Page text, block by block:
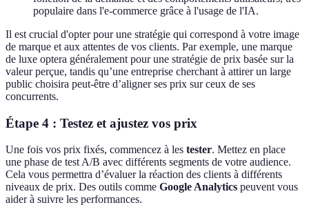
populaire dans l'e-commerce grâce à l'usage de l'IA.
Il est crucial d'opter pour une stratégie qui correspond à votre image
de marque et aux attentes de vos clients. Par exemple, une marque
de luxe optera généralement pour une stratégie de prix basée sur la
valeur perçue, tandis qu’une entreprise cherchant à attirer un large
public choisira peut-être d’aligner ses prix sur ceux de ses
concurrents.
Étape 4 : Testez et ajustez vos prix
Une fois vos prix fixés, commencez à les tester. Mettez en place
une phase de test A/B avec différents segments de votre audience.
Cela vous permettra d’évaluer la réaction des clients à différents
niveaux de prix. Des outils comme Google Analytics peuvent vous
aider à suivre les performances.